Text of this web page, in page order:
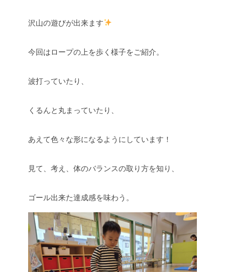
沢山の遊びが出来ます
今回はロープの上を歩く様子をご紹介。
波打っていたり、
くるんと丸まっていたり、
あえて色々な形になるようにしています！
見て、考え、体のバランスの取り方を知り、
ゴール出来た達成感を味わう。